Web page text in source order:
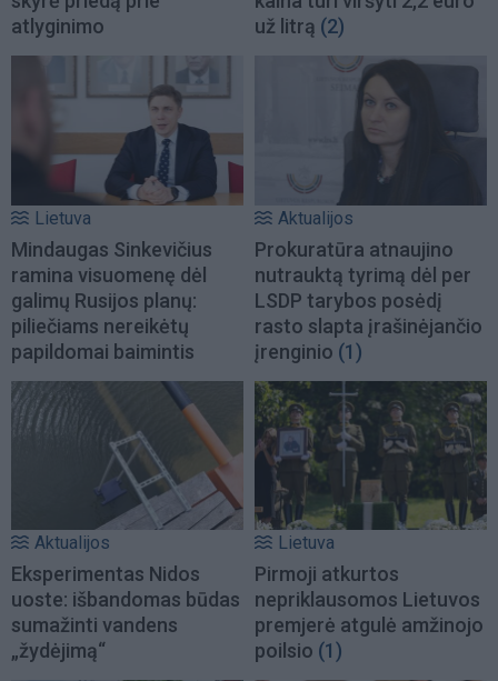
atlyginimo
už litrą (2)
Lietuva
Mindaugas Sinkevičius
ramina visuomenę dėl
galimų Rusijos planų:
piliečiams nereikėtų
papildomai baimintis
Aktualijos
Prokuratūra atnaujino
nutrauktą tyrimą dėl per
LSDP tarybos posėdį
rasto slapta įrašinėjančio
įrenginio (1)
Aktualijos
Eksperimentas Nidos
uoste: išbandomas būdas
sumažinti vandens
„žydėjimą“
Lietuva
Pirmoji atkurtos
nepriklausomos Lietuvos
premjerė atgulė amžinojo
poilsio (1)